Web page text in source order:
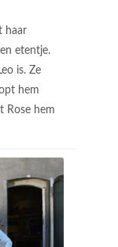
haar
etentje.
is. Ze
hem
Rose hem